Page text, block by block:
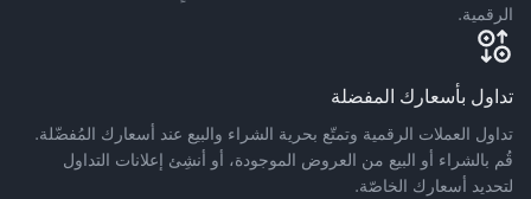
الرقمية.
تداول بأسعارك المفضلة
تداول العملات الرقمية وتمتّع بحرية الشراء والبيع عند أسعارك المُفضّلة.
قُم بالشراء أو البيع من العروض الموجودة، أو أنشِئ إعلانات التداول
لتحديد أسعارك الخاصّة.